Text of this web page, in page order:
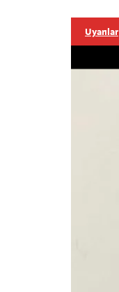
Uyarılar